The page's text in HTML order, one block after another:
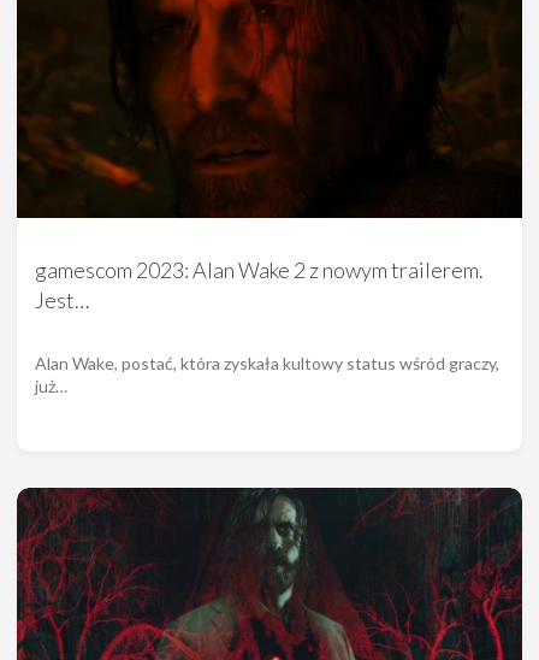
gamescom 2023: Alan Wake 2 z nowym trailerem.
Jest…
Alan Wake, postać, która zyskała kultowy status wśród graczy,
już…